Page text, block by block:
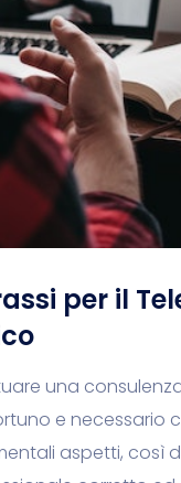
per il
una
e necessario
aspetti, così